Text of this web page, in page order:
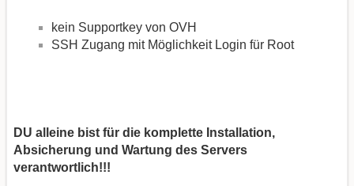
kein Supportkey von OVH
SSH Zugang mit Möglichkeit Login für Root
DU alleine bist für die komplette Installation,
Absicherung und Wartung des Servers
verantwortlich!!!